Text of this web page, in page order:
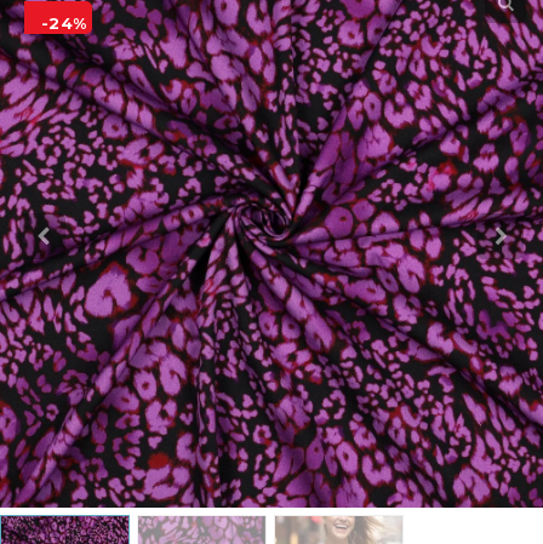
Kinderkamer
Katoen
Grootverbruik
Tijdpakker stof
-24%